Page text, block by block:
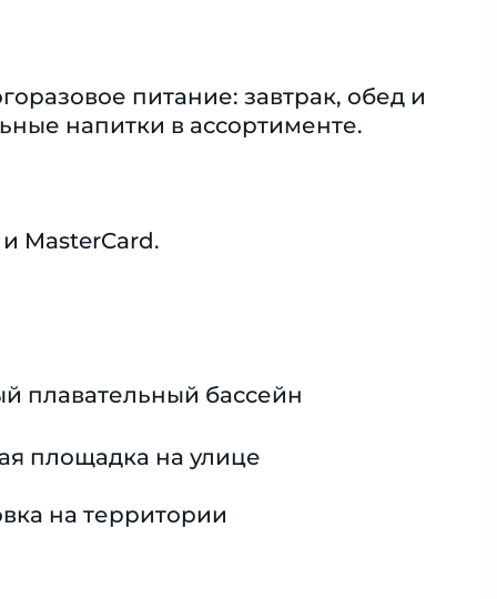
питание: завтрак, обед и
напитки в ассортименте.
MasterCard.
плавательный бассейн
площадка на улице
на территории